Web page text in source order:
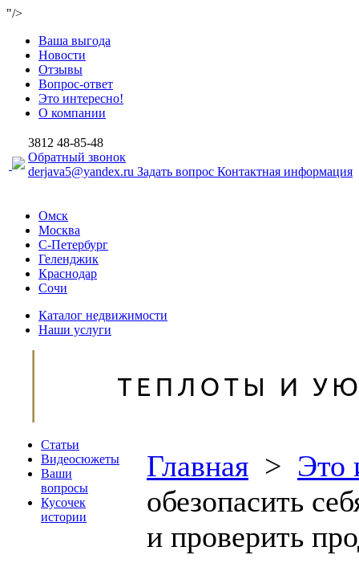
"/>
Ваша выгода
Новости
Отзывы
Вопрос-ответ
Это интересно!
О компании
3812 48-85-48
Обратный звонок
derjava5@yandex.ru Задать вопрос Контактная информация
Омск
Москва
С-Петербург
Геленджик
Краснодар
Сочи
Каталог недвижимости
Наши услуги
Статьи
Видеосюжеты
Ваши
вопросы
Кусочек
истории
Главная > Это
обезопасить
и проверить